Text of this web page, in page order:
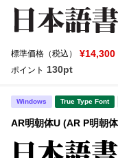
標準価格（税込） ¥14,300
ポイント 130pt
Windows True Type Font
AR明朝体U (AR P明朝